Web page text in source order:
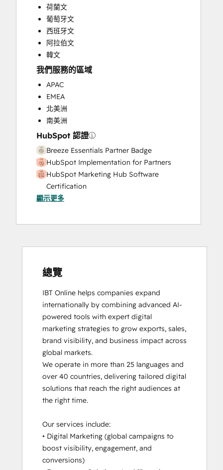
荷蘭文
葡萄牙文
西班牙文
阿拉伯文
韓文
我們服務的區域
APAC
EMEA
北美洲
南美洲
HubSpot 認證
Breeze Essentials Partner Badge
HubSpot Implementation for Partners
HubSpot Marketing Hub Software
Certification
HubSpot Solutions Partner
顯示更多
總覽
IBT Online helps companies expand
internationally by combining advanced AI-
powered tools with expert digital
marketing strategies to grow exports, sales,
brand visibility, and business impact across
global markets.
We operate in more than 25 languages and
over 40 countries, delivering tailored digital
solutions that reach the right audiences at
the right time.
Our services include:
• Digital Marketing (global campaigns to
boost visibility, engagement, and
conversions)